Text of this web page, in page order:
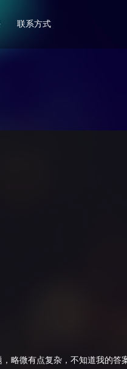
联系方式
略微有点复杂，不知道我的答